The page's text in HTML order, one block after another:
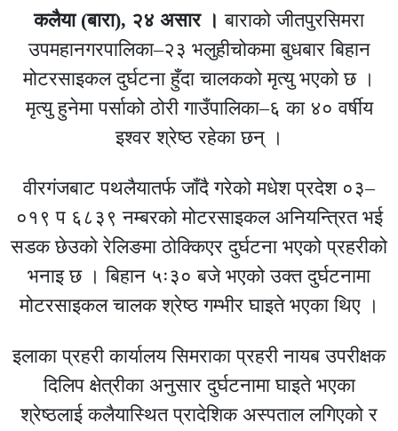
कलैया (बारा), २४ असार । बाराको जीतपुरसिमरा
उपमहानगरपालिका–२३ भलुहीचोकमा बुधबार बिहान
मोटरसाइकल दुर्घटना हुँदा चालकको मृत्यु भएको छ ।
मृत्यु हुनेमा पर्साको ठोरी गाउँपालिका–६ का ४० वर्षीय
इश्वर श्रेष्ठ रहेका छन् ।
वीरगंजबाट पथलैयातर्फ जाँदै गरेको मधेश प्रदेश ०३–
०१९ प ६८३९ नम्बरको मोटरसाइकल अनियन्त्रित भई
सडक छेउको रेलिङमा ठोक्किएर दुर्घटना भएको प्रहरीको
भनाइ छ । बिहान ५ः३० बजे भएको उक्त दुर्घटनामा
मोटरसाइकल चालक श्रेष्ठ गम्भीर घाइते भएका थिए ।
इलाका प्रहरी कार्यालय सिमराका प्रहरी नायब उपरीक्षक
दिलिप क्षेत्रीका अनुसार दुर्घटनामा घाइते भएका
श्रेष्ठलाई कलैयास्थित प्रादेशिक अस्पताल लगिएको र